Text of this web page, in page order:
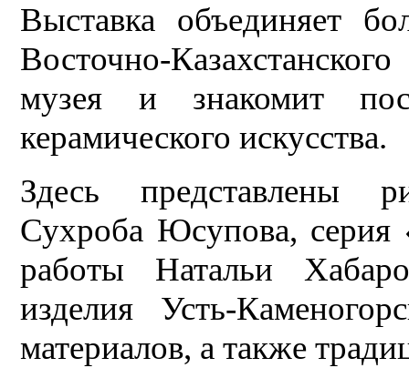
Выставка объединяет
Восточно-
музея и знакомит
керамического искусства.
Здесь представлены
Сухроба Юсупова, серия
работы Натальи
изделия Усть-
материалов, а также